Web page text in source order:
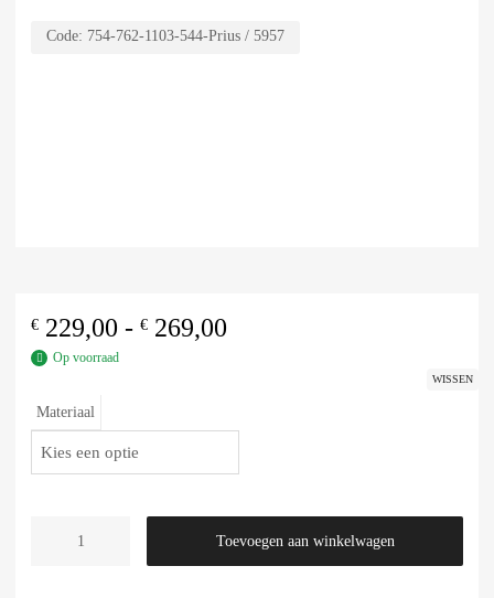
Code: 754-762-1103-544-Prius / 5957
€ 229,00 - € 269,00
Op voorraad
Materiaal
WISSEN
Toevoegen aan winkelwagen